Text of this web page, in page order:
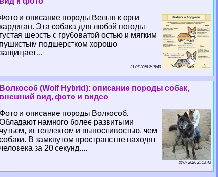
Фото и описание породы Вельш к opги
кардиган. Эта собака для любой погоды
густая шерсть с грубоватой остью и мягким
пушистым подшерстком хорошо
защищает....
21 07 2026 2:18:40
Волкособ (Wolf Hybrid): описание породы собак,
внешний вид, фото и видео
Фото и описание породы Волкособ.
Обладают намного более развитыми
чутьем, интеллектом и выносливостью, чем
собаки. В замкнутом прострaнcтве находят
человека за 20 секунд....
20 07 2026 21:13:43